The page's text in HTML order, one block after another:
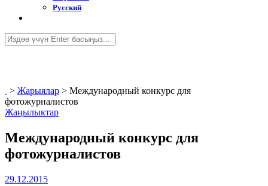
Русский
> Жарыялар > Международный конкурс для
фотожурналистов
Жаңылыктар
Международный конкурс для
фотожурналистов
29.12.2015